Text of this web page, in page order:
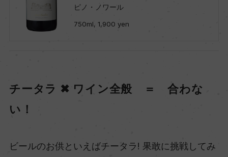
ピノ・ノワール
750ml, 1,900 yen
チータラ ✖ ワイン全般 ＝ 合わな
い！
ビールのお供といえばチータラ! 果敢に挑戦してみ